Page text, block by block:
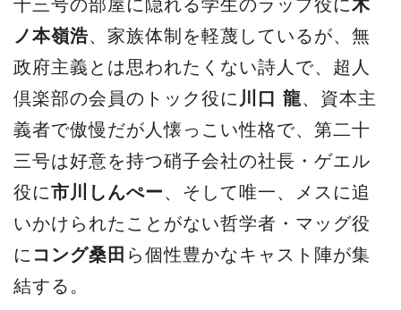
十三号の部屋に隠れる学生のラップ役に木
ノ本嶺浩、家族体制を軽蔑しているが、無
政府主義とは思われたくない詩人で、超人
倶楽部の会員のトック役に 川口 龍、資本主
義者で傲慢だが人懐っこい性格で、第二十
三号は好意を持つ硝子会社の社長・ゲエル
役に市川しんぺー、そして唯一、メスに追
いかけられたことがない哲学者・マッグ役
に コング桑田 ら個性豊かなキャスト陣が集
結する。